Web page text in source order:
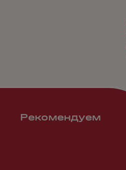
Рекомендуем